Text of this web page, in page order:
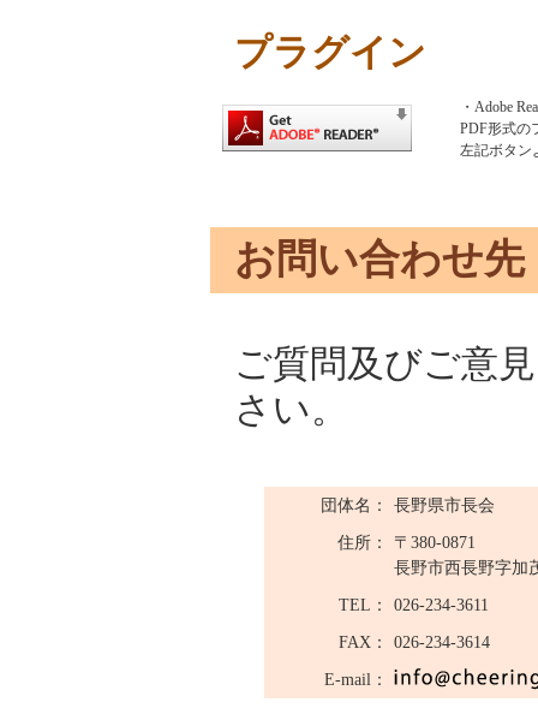
プラグイン
・Adobe
PDF形式の
左記ボタン
お問い合わせ先
ご質問及びご意
さい。
団体名： 長野県市長会
住所：
〒380-0871
長野市西長野字加
TEL： 026-234-3611
FAX： 026-234-3614
E-mail：